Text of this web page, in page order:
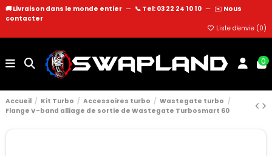
🚚 Livraison dans le monde entier — 📞 Tel: 03 22 24 10 10 — ✉️ Nous
contacter
Liste d'envie (0)
0
Accueil Kit Turbo Accessoires turbo
Wastegate turbo
Flange V-band alliage de sortie de Wastegate Turbosmart 60